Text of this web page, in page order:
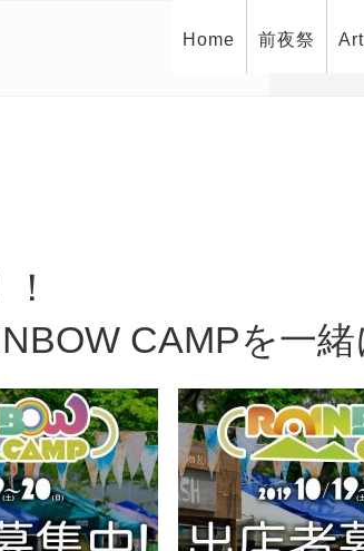
Home 前夜祭
CAMPを一